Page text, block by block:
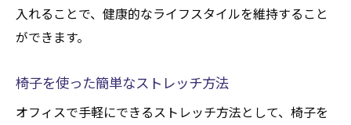
デスクで手軽にできる全身ストレッチ
集中力を高めるためのおすすめストレッチ
長時間座っているときのストレッチポイン
ト
入れることで、健康的なライフスタイルを維持すること
ができます。
椅子を使った簡単なストレッチ方法
オフィスで手軽にできるストレッチ方法として、椅子を